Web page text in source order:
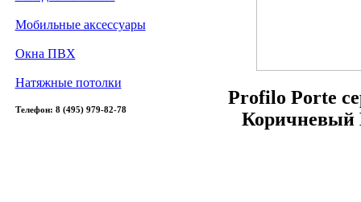
Мобильные аксессуары
Окна ПВХ
Натяжные потолки
Телефон: 8 (495) 979-82-78
Profilo Porte
Коричневый